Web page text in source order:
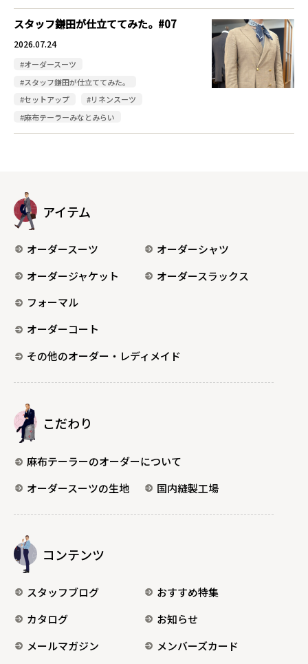
スタッフ鎌田が仕立ててみた。#07
2026.07.24
#オーダースーツ
#スタッフ鎌田が仕立ててみた。
#セットアップ
#リネンスーツ
#麻布テーラーみなとみらい
アイテム
オーダースーツ
オーダーシャツ
オーダージャケット
オーダースラックス
フォーマル
オーダーコート
その他のオーダー・レディメイド
こだわり
麻布テーラーのオーダーについて
オーダースーツの生地
国内縫製工場
コンテンツ
スタッフブログ
おすすめ特集
カタログ
お知らせ
メールマガジン
メンバーズカード